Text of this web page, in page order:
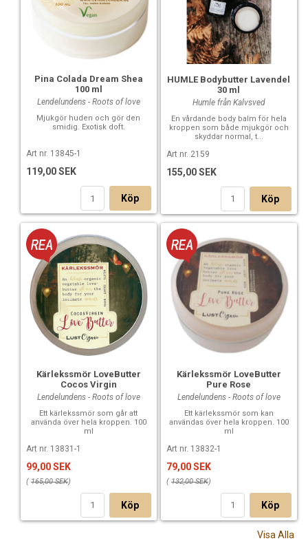
Pina Colada Dream Shea
100 ml
Lendelundens - Roots of love
Mjukgör huden och gör den
smidig. Exotisk doft.
Art nr. 13845-1
119,00 SEK
Köp
HUMLE Bodybutter Lavendel
30 ml
Humle från Kalvsved
En vårdande body balm för hela
kroppen som både mjukgör och
skyddar normal, t...
Art nr. 2159
155,00 SEK
Köp
Kärlekssmör LoveButter
Cocos Virgin
Lendelundens - Roots of love
Ett kärlekssmör som går att
använda över hela kroppen. 100
ml
Art nr. 13831-1
99,00 SEK
( 165,00 SEK)
Köp
Kärlekssmör LoveButter
Pure Rose
Lendelundens - Roots of love
Ett kärlekssmör som kan
användas över hela kroppen. 100
ml
Art nr. 13832-1
79,00 SEK
( 132,00 SEK)
Köp
Visa Alla